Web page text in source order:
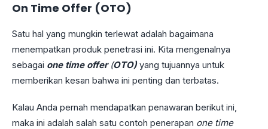
On Time Offer (OTO)
Satu hal yang mungkin terlewat adalah bagaimana
menempatkan produk penetrasi ini. Kita mengenalnya
sebagai one time offer(OTO) yang tujuannya untuk
memberikan kesan bahwa ini penting dan terbatas.
Kalau Anda pernah mendapatkan penawaran berikut ini,
maka ini adalah salah satu contoh penerapan one time